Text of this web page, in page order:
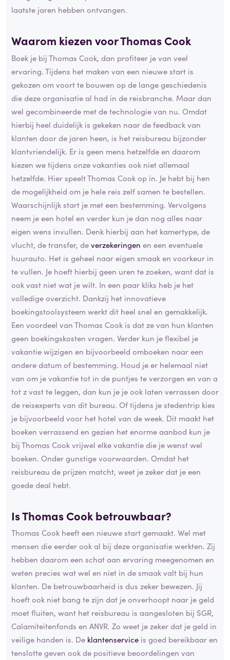
laatste jaren hebben ontvangen.
Waarom kiezen voor Thomas Cook
Boek je bij Thomas Cook, dan profiteer je van veel
ervaring. Tijdens het maken van een nieuwe start is
gekozen om voort te bouwen op de lange geschiedenis
die deze organisatie al had in de reisbranche. Maar dan
wel gecombineerde met de technologie van nu. Omdat
hierbij heel duidelijk is gekeken naar de feedback van
klanten door de jaren heen, is het reisbureau bijzonder
klantvriendelijk. Er is geen mens hetzelfde en daarom
kiezen we tijdens onze vakanties ook niet allemaal
hetzelfde. Hier speelt Thomas Cook op in. Je hebt bij hen
de mogelijkheid om je hele reis zelf samen te bestellen.
Waarschijnlijk start je met een bestemming. Vervolgens
neem je een hotel en verder kun je dan nog alles naar
eigen wens invullen. Denk hierbij aan het kamertype, de
vlucht, de transfer, deverzekeringen en een eventuele
huurauto. Het is geheel naar eigen smaak en voorkeur in
te vullen. Je hoeft hierbij geen uren te zoeken, want dat is
ook vast niet wat je wilt. In een paar kliks heb je het
volledige overzicht. Dankzij het innovatieve
boekingstoolsysteem werkt dit heel snel en gemakkelijk.
Een voordeel van Thomas Cook is dat ze van hun klanten
geen boekingskosten vragen. Verder kun je flexibel je
vakantie wijzigen en bijvoorbeeld omboeken naar een
andere datum of bestemming. Houd je er helemaal niet
van om je vakantie tot in de puntjes te verzorgen en van a
tot z vast te leggen, dan kun je je ook laten verrassen door
de reisexperts van dit bureau. Of tijdens je stedentrip kies
je bijvoorbeeld voor het hotel van de week. Dit maakt het
boeken verrassend en gezien het enorme aanbod kun je
bij Thomas Cook vrijwel elke vakantie die je wenst wel
boeken. Onder gunstige voorwaarden. Omdat het
reisbureau de prijzen matcht, weet je zeker dat je een
goede deal hebt.
Is Thomas Cook betrouwbaar?
Thomas Cook heeft een nieuwe start gemaakt. Wel met
mensen die eerder ook al bij deze organisatie werkten. Zij
hebben daarom een schat aan ervaring meegenomen en
weten precies wat wel en niet in de smaak valt bij hun
klanten. De betrouwbaarheid is dus zeker bewezen. Jij
hoeft ook niet bang te zijn dat je onverhoopt naar je geld
moet fluiten, want het reisbureau is aangesloten bij SGR,
Calamiteitenfonds en ANVR. Zo weet je zeker dat je geld in
veilige handen is. De klantenservice is goed bereikbaar en
tenslotte geven ook de positieve beoordelingen van